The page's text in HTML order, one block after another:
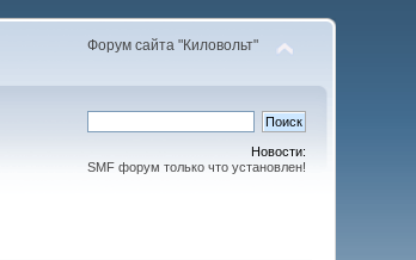
Форум сайта "Киловольт"
Новости:
SMF форум только что установлен!